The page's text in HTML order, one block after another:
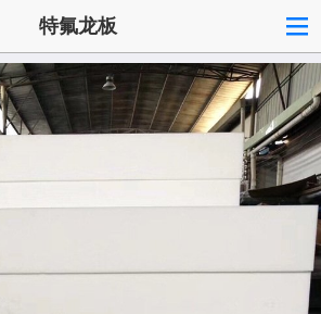
特氟龙板